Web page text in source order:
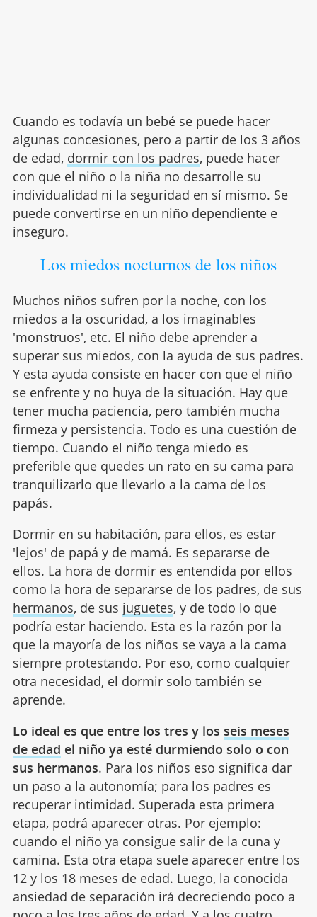
Cuando es todavía un bebé se puede hacer
algunas concesiones, pero a partir de los 3 años
de edad, dormir con los padres, puede hacer
con que el niño o la niña no desarrolle su
individualidad ni la seguridad en sí mismo. Se
puede convertirse en un niño dependiente e
inseguro.
Los miedos nocturnos de los niños
Muchos niños sufren por la noche, con los
miedos a la oscuridad, a los imaginables
'monstruos', etc. El niño debe aprender a
superar sus miedos, con la ayuda de sus padres.
Y esta ayuda consiste en hacer con que el niño
se enfrente y no huya de la situación. Hay que
tener mucha paciencia, pero también mucha
firmeza y persistencia. Todo es una cuestión de
tiempo. Cuando el niño tenga miedo es
preferible que quedes un rato en su cama para
tranquilizarlo que llevarlo a la cama de los
papás.
Dormir en su habitación, para ellos, es estar
'lejos' de papá y de mamá. Es separarse de
ellos. La hora de dormir es entendida por ellos
como la hora de separarse de los padres, de sus
hermanos, de sus juguetes, y de todo lo que
podría estar haciendo. Esta es la razón por la
que la mayoría de los niños se vaya a la cama
siempre protestando. Por eso, como cualquier
otra necesidad, el dormir solo también se
aprende.
Lo ideal es que entre los tres y los seis meses
de edad el niño ya esté durmiendo solo o con
sus hermanos. Para los niños eso significa dar
un paso a la autonomía; para los padres es
recuperar intimidad. Superada esta primera
etapa, podrá aparecer otras. Por ejemplo:
cuando el niño ya consigue salir de la cuna y
camina. Esta otra etapa suele aparecer entre los
12 y los 18 meses de edad. Luego, la conocida
ansiedad de separación irá decreciendo poco a